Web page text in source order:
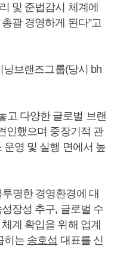
및 준법감시 체계에
괄 경영하게 된다”고
닝브랜즈그룹(당시 bh
고 다양한 글로벌 브랜
인했으며 중장기적 관
영 및 실행 면에서 높
명한 경영환경에 대
장성 추구, 글로벌 수
계 확입을 위해 업계
히는 송호섭 대표를 신